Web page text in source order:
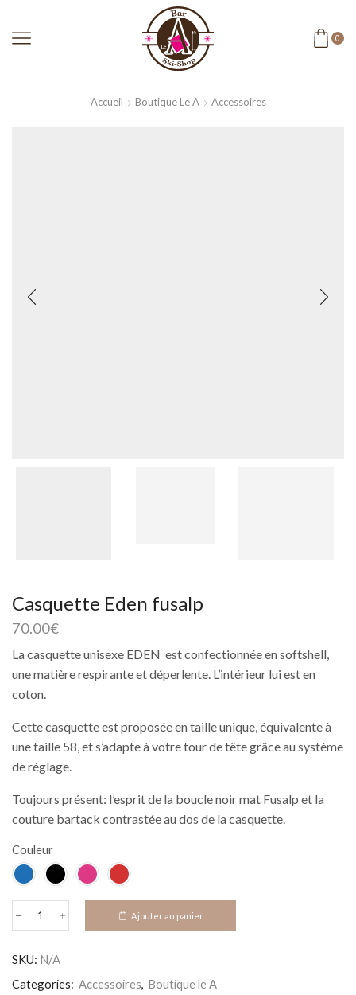
0
Accueil Boutique Le A Accessoires
Casquette Eden fusalp
70.00€
La casquette unisexe EDEN est confectionnée en softshell,
une matière respirante et déperlente. L’intérieur lui est en
coton.
Cette casquette est proposée en taille unique, équivalente à
une taille 58, et s’adapte à votre tour de tête grâce au système
de réglage.
Toujours présent: l’esprit de la boucle noir mat Fusalp et la
couture bartack contrastée au dos de la casquette.
Couleur
Ajouter au panier
SKU: N/A
Categories: Accessoires, Boutique le A